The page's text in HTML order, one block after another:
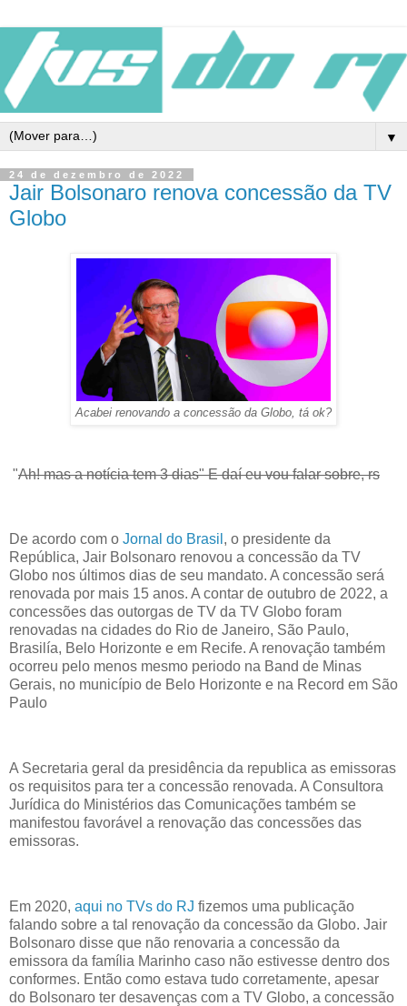
▼
24 de dezembro de 2022
Jair Bolsonaro renova concessão da TV
Globo
Acabei renovando a concessão da Globo, tá ok?
"Ah! mas a notícia tem 3 dias" E daí eu vou falar sobre, rs
De acordo com o Jornal do Brasil , o presidente da
República, Jair Bolsonaro renovou a concessão da TV
Globo nos últimos dias de seu mandato. A concessão será
renovada por mais 15 anos. A contar de outubro de 2022, a
concessões das outorgas de TV da TV Globo foram
renovadas na cidades do Rio de Janeiro, São Paulo,
Brasilía, Belo Horizonte e em Recife. A renovação também
ocorreu pelo menos mesmo periodo na Band de Minas
Gerais, no município de Belo Horizonte e na Record em São
Paulo
A Secretaria geral da presidência da republica as emissoras
os requisitos para ter a concessão renovada. A Consultora
Jurídica do Ministérios das Comunicações também se
manifestou favorável a renovação das concessões das
emissoras.
Em 2020, aqui no TVs do RJ fizemos uma publicação
falando sobre a tal renovação da concessão da Globo. Jair
Bolsonaro disse que não renovaria a concessão da
emissora da família Marinho caso não estivesse dentro dos
conformes. Então como estava tudo corretamente, apesar
do Bolsonaro ter desavenças com a TV Globo, a concessão